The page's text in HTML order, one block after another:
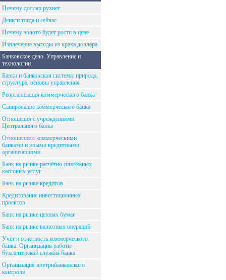
Почему доллар рухнет
Деньги тогда и сейчас
Почему золото будет рости в цене
Извлечение выгоды из краха доллара
Банковское дело. Управление и
технологии
Банки и банковская система: природа,
структура, основы управления
Реорганизация коммерческого банка
Санирование коммерческого банка
Отношения с учреждениями
Центрального банка
Отношение с коммерческими
банками и иными кредитными
организациями
Банк на рынке расчётно-платёжных
кассовых услуг
Банк на рынке кредитов
Кредитование инвестиционных
проектов
Банк на рынке ценных бумаг
Банк на рынке валютных операций
Учёт и отчетность коммерческого
банка. Организация работы
бухгалтерской службы банка
Организация внутрибанковского
контроля